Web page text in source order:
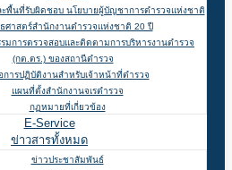
พื้นที่รับผิดชอบ นโยบายผู้บัญชาการตำรวจแห่งชาติ
ศาสตร์สำนักงานตำรวจแห่งชาติ 20 ปี
มการตรวจสอบและติดตามการบริหารงานตำรวจ
(กต.ตร.) ของสถานีตำรวจ
การปฏิบัติงานสำหรับเจ้าหน้าที่ตำรวจ
แผนที่ตั้งสำนักงานจเรตำรวจ
กฏหมายที่เกี่ยวข้อง
E-Service
ข่าวสารทั้งหมด
ข่าวประชาสัมพันธ์